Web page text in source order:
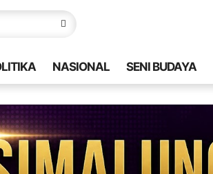
NASIONAL SENI BUDAYA